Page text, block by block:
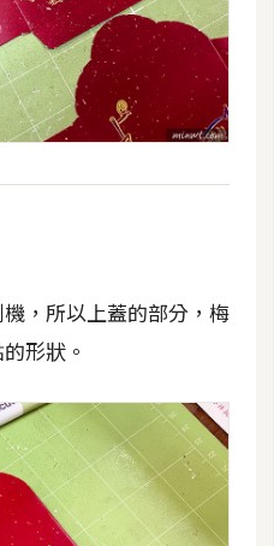
，所以上蓋的部分，梅
形狀。